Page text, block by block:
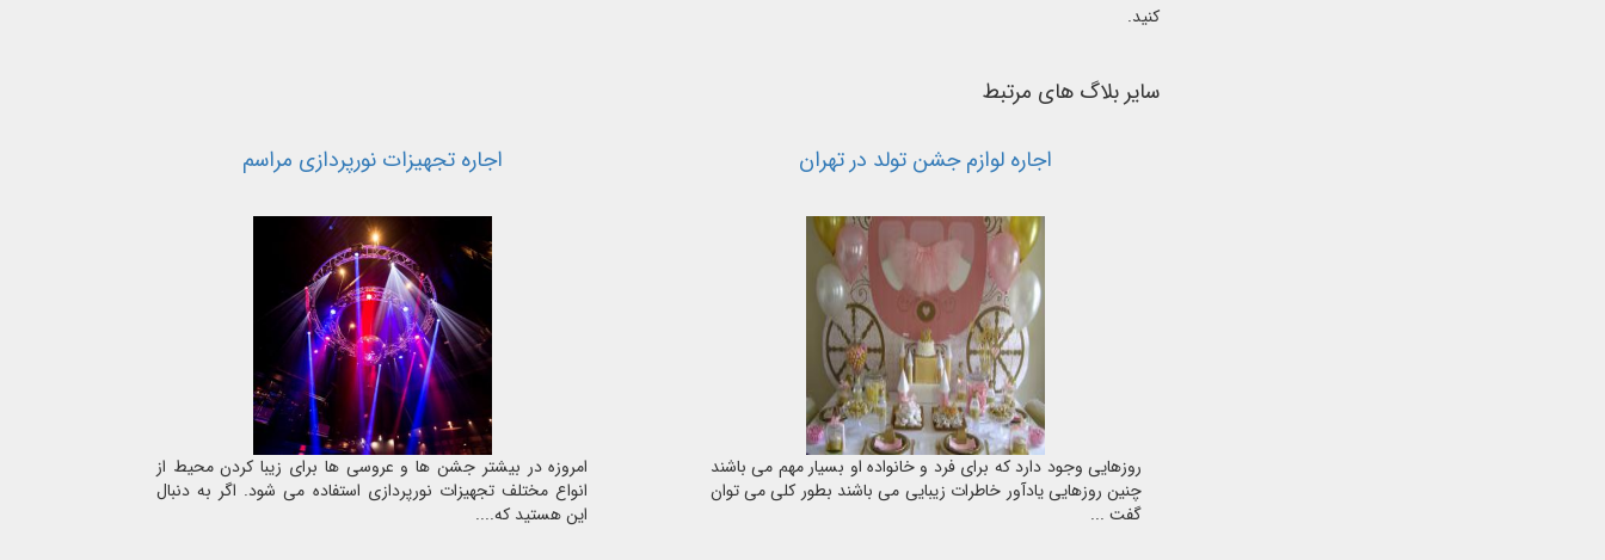
کنید.
سایر بلاگ های مرتبط
اجاره تجهیزات نورپردازی مراسم
امروزه در بیشتر جشن ها و عروسی ها برای زیبا کردن محیط از
انواع مختلف تجهیزات نورپردازی استفاده می شود. اگر به دنبال
این هستید که....
اجاره لوازم جشن تولد در تهران
روزهایی وجود دارد که برای فرد و خانواده او بسیار مهم می باشند
چنین روزهایی یادآور خاطرات زیبایی می باشند بطور کلی می توان
گفت ...